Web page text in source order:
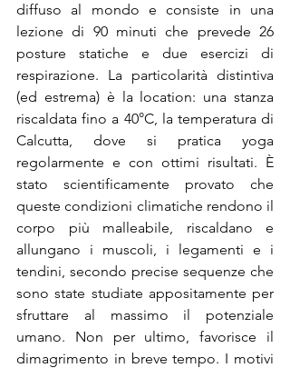
diffuso al mondo e consiste in una
lezione di 90 minuti che prevede 26
posture statiche e due esercizi di
respirazione. La particolarità distintiva
(ed estrema) è la location: una stanza
riscaldata fino a 40°C, la temperatura di
Calcutta, dove si pratica yoga
regolarmente e con ottimi risultati. È
stato scientificamente provato che
queste condizioni climatiche rendono il
corpo più malleabile, riscaldano e
allungano i muscoli, i legamenti e i
tendini, secondo precise sequenze che
sono state studiate appositamente per
sfruttare al massimo il potenziale
umano. Non per ultimo, favorisce il
dimagrimento in breve tempo. I motivi